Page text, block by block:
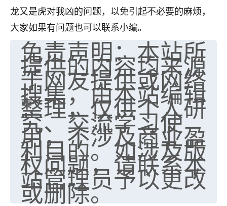
龙又是虎对我凶的问题，以免引起不必要的麻烦，
大家如果有问题也可以联系小编。
免责声明：本站所
提供的内容均来源
于网友提供或网络
搜集，由本站编辑
整理，仅供个人研
究、交流学习使
用，不涉及商业盈
利目的。如涉及版
权问题，请联系本
站管理员予以更改
或删除。
做梦梦见她，后来也是朋友介绍，找到慧来老
师，安排了超度法事，做梦再也没有梦到过
了，一开始是半信半疑的，图个心安，给亡母
超度，现在看来，人不信也不行。
2天前 来自云南 11
优秀的张同学
老师收徒吗？？我对这些很感兴趣
2天前 来自山西 15